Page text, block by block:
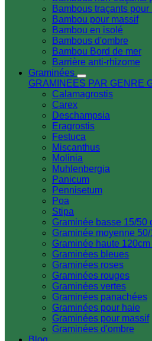
Bambous traçants
Bambou pour massif
Bambou en isolé
Bambous d'ombre
Bambou Bord de mer
Barrière anti-rhizome
Graminées
GRAMINEES PAR GENRE
Calamagrostis
Carex
Deschampsia
Eragrostis
Festuca
Miscanthus
Molinia
Muhlenbergia
Panicum
Pennisetum
Poa
Stipa
Graminée basse 15/50
Graminée moyenne
Graminée haute 120cm
Graminées bleues
Graminées roses
Graminées rouges
Graminées vertes
Graminées panachées
Graminées pour haie
Graminées pour massif
Graminées d'ombre